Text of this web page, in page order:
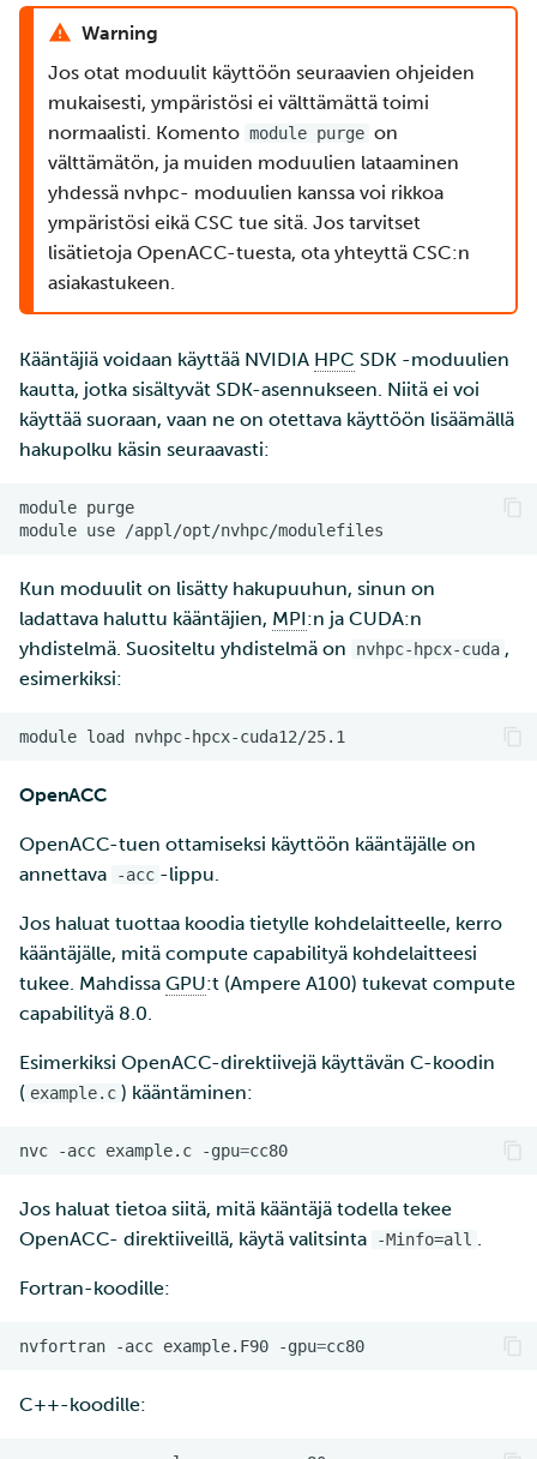
Warning
Jos otat moduulit käyttöön seuraavien ohjeiden
mukaisesti, ympäristösi ei välttämättä toimi
normaalisti. Komento module purge on
välttämätön, ja muiden moduulien lataaminen
yhdessä nvhpc- moduulien kanssa voi rikkoa
ympäristösi eikä CSC tue sitä. Jos tarvitset
lisätietoja OpenACC-tuesta, ota yhteyttä CSC:n
asiakastukeen.
Kääntäjiä voidaan käyttää NVIDIA HPC SDK -moduulien
kautta, jotka sisältyvät SDK-asennukseen. Niitä ei voi
käyttää suoraan, vaan ne on otettava käyttöön lisäämällä
hakupolku käsin seuraavasti:
module
module use
Kun moduulit on lisätty hakupuuhun, sinun on
ladattava haluttu kääntäjien, MPI:n ja CUDA:n
yhdistelmä. Suositeltu yhdistelmä on
nvhpc-hpcx-cuda ,
esimerkiksi:
module load
OpenACC
OpenACC-tuen ottamiseksi käyttöön kääntäjälle on
annettava
-acc -lippu.
Jos haluat tuottaa koodia tietylle kohdelaitteelle, kerro
kääntäjälle, mitä compute capabilityä kohdelaitteesi
tukee. Mahdissa GPU:t (Ampere A100) tukevat compute
capabilityä 8.0.
Esimerkiksi OpenACC-direktiivejä käyttävän C-koodin
( example.c ) kääntäminen:
nvc -acc example.c -gpu=
Jos haluat tietoa siitä, mitä kääntäjä todella tekee
OpenACC- direktiiveillä, käytä valitsinta
-Minfo=all .
Fortran-koodille:
nvfortran -acc example.F90 -gpu=
C++-koodille: